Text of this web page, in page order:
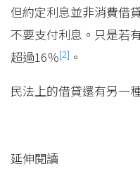
但約定利息並非消費借
不要支付利息。只是若
超過16％[2] 。
民法上的借貸還有另一
延伸閱讀